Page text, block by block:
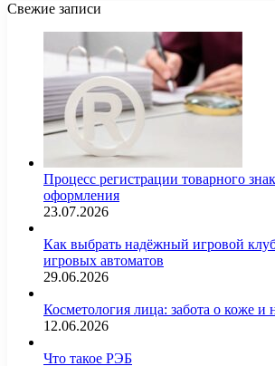
Свежие записи
Процесс регистрации товарного
оформления
23.07.2026
Как выбрать надёжный игровой
игровых автоматов
29.06.2026
Косметология лица: забота о коже и
12.06.2026
Что такое РЭБ